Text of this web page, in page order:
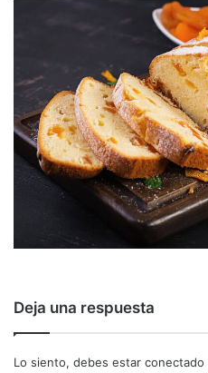
Deja una respuesta
Lo siento, debes estar conectado